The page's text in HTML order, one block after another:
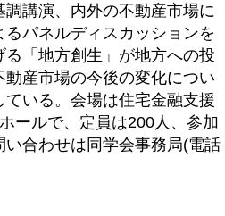
講演、内外の不動産市場に
パネルディスカッションを
「地方創生」が地方への投
産市場の今後の変化につい
いる。会場は住宅金融支援
ールで、定員は200人、参加
合わせは同学会事務局(電話